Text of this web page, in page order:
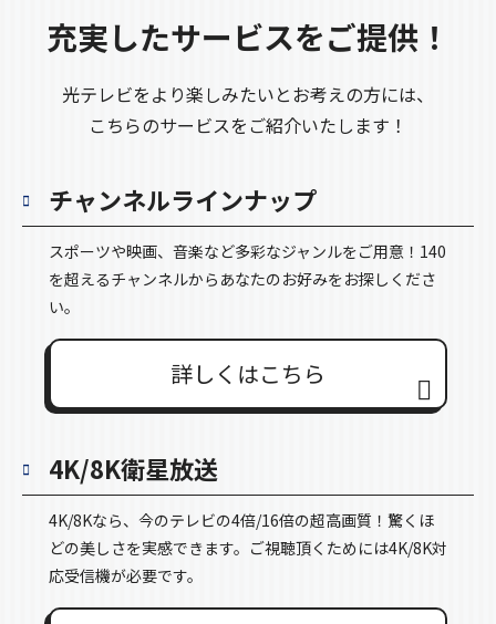
充実したサービスをご提供！
光テレビをより楽しみたいとお考えの方には、
こちらのサービスをご紹介いたします！
チャンネルラインナップ
スポーツや映画、音楽など多彩なジャンルをご用意！140
を超えるチャンネルからあなたのお好みをお探しくださ
い。
詳しくはこちら
4K/8K衛星放送
4K/8Kなら、今のテレビの4倍/16倍の超高画質！驚くほ
どの美しさを実感できます。ご視聴頂くためには4K/8K対
応受信機が必要です。